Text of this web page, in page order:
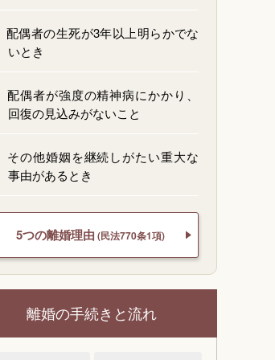
配偶者の生死が3年以上明らかでな
いとき
配偶者が強度の精神病にかかり、
回復の見込みがないこと
その他婚姻を継続しがたい重大な
事由があるとき
5つの離婚理由 (民法770条1項)
離婚の手続きと流れ